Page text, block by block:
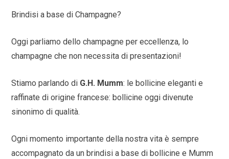
Brindisi a base di Champagne?
Oggi parliamo dello champagne per eccellenza, lo
champagne che non necessita di presentazioni!
Stiamo parlando di G.H. Mumm: le bollicine eleganti e
raffinate di origine francese: bollicine oggi divenute
sinonimo di qualità.
Ogni momento importante della nostra vita è sempre
accompagnato da un brindisi a base di bollicine e Mumm